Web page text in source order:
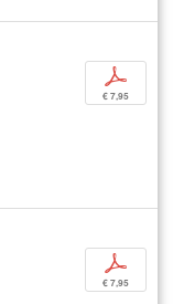
p
€ 7,95
p
€ 7,95